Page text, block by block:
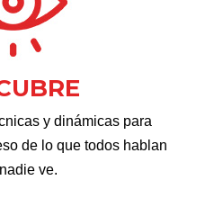
y dinámicas para
de lo que todos hablan
ve.